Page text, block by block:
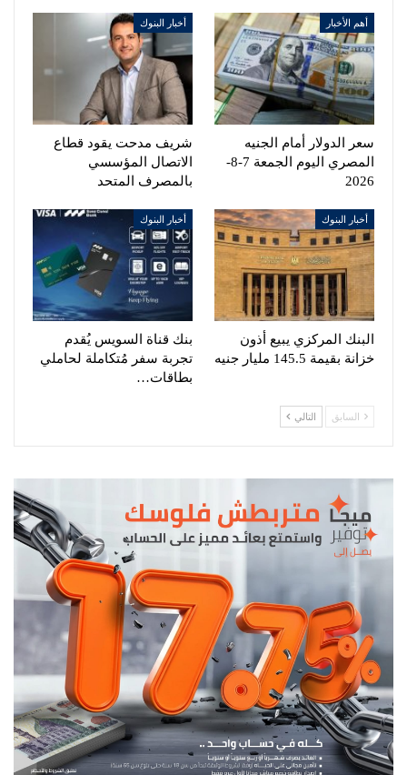
أهم الأخبار
سعر الدولار أمام الجنيه
المصري اليوم الجمعة 7-8-
2026
أخبار البنوك
شريف مدحت يقود قطاع
الاتصال المؤسسي
بالمصرف المتحد
أخبار البنوك
البنك المركزي يبيع أذون
خزانة بقيمة 145.5 مليار جنيه
أخبار البنوك
بنك قناة السويس يُقدم
تجربة سفر مُتكاملة لحاملي
بطاقات…
السابق التالي